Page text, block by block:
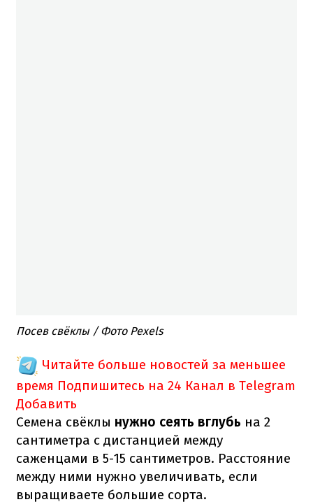
Посев свёклы / Фото Pexels
Читайте больше новостей за меньшее
время Подпишитесь на 24 Канал в Telegram
Добавить
Семена свёклы нужно сеять вглубь на 2
сантиметра с дистанцией между
саженцами в 5-15 сантиметров. Расстояние
между ними нужно увеличивать, если
выращиваете большие сорта.